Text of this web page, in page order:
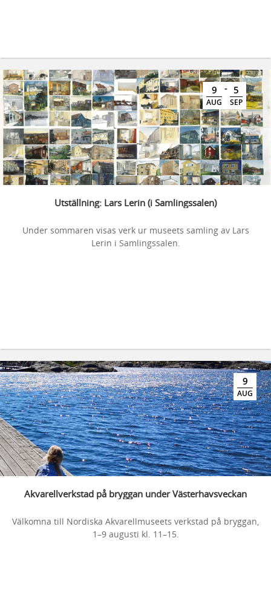
9
AUG
- 5
SEP
Utställning: Lars Lerin (i Samlingssalen)
Under sommaren visas verk ur museets samling av Lars
Lerin i Samlingssalen.
9
AUG
Akvarellverkstad på bryggan under Västerhavsveckan
Välkomna till Nordiska Akvarellmuseets verkstad på bryggan,
1–9 augusti kl. 11–15.